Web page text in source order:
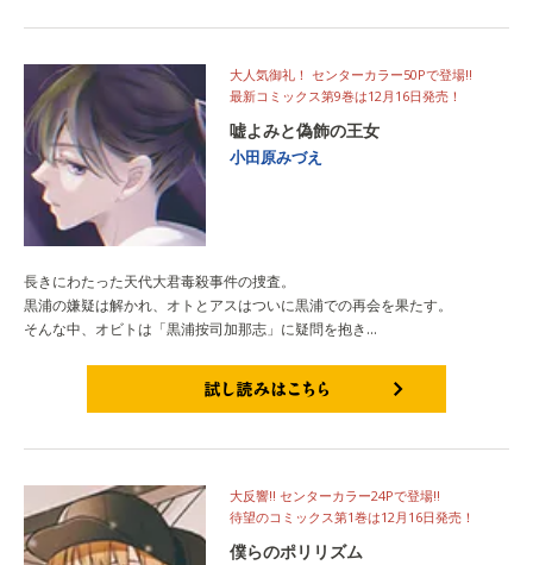
大人気御礼！ センターカラー50Pで登場!!
最新コミックス第9巻は12月16日発売！
嘘よみと偽飾の王女
小田原みづえ
長きにわたった天代大君毒殺事件の捜査。
黒浦の嫌疑は解かれ、オトとアスはついに黒浦での再会を果たす。
そんな中、オビトは「黒浦按司加那志」に疑問を抱き...
大反響!! センターカラー24Pで登場!!
待望のコミックス第1巻は12月16日発売！
僕らのポリリズム